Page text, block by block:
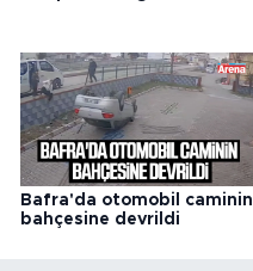
Bafra'da otomobil caminin
bahçesine devrildi